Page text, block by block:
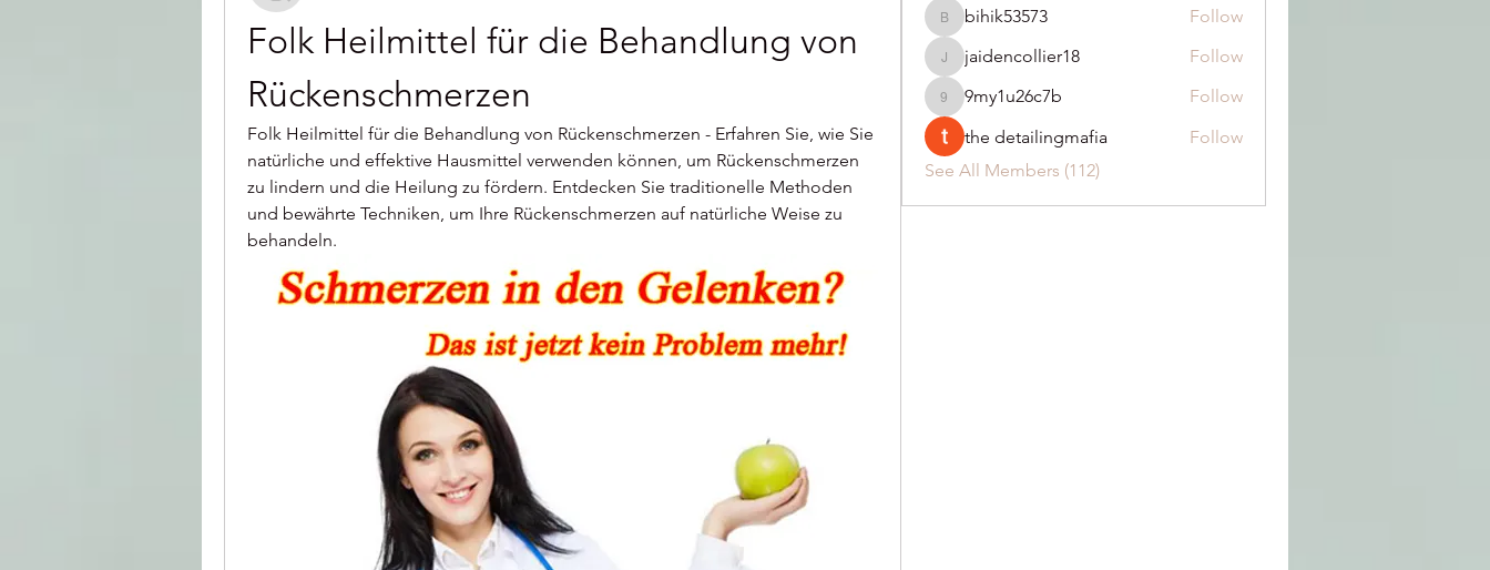
Folk Heilmittel für die Behandlung von
Rückenschmerzen
Folk Heilmittel für die Behandlung von Rückenschmerzen - Erfahren Sie, wie Sie
natürliche und effektive Hausmittel verwenden können, um Rückenschmerzen
zu lindern und die Heilung zu fördern. Entdecken Sie traditionelle Methoden
und bewährte Techniken, um Ihre Rückenschmerzen auf natürliche Weise zu
behandeln.
bihik53573
bihik53573 Follow
jaidencollier18
jaidencollier18 Follow
9my1u26c7b
9my1u26c7b
Follow
the detailingmafia
Follow
See All Members (112)